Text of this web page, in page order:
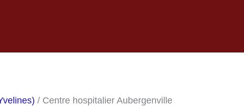
/ Centre hospitalier Aubergenville